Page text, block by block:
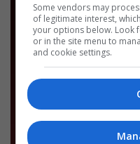
Some vendors may
of legitimate interest,
your options below. Look
or in the site menu to
and cookie settings.